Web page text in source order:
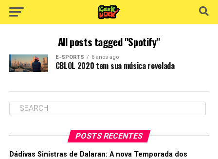
All posts tagged "Spotify"
E-SPORTS 6 anos ago
CBLOL 2020 tem sua música revelada
POSTS RECENTES
Dádivas Sinistras de Dalaran: A nova Temporada dos